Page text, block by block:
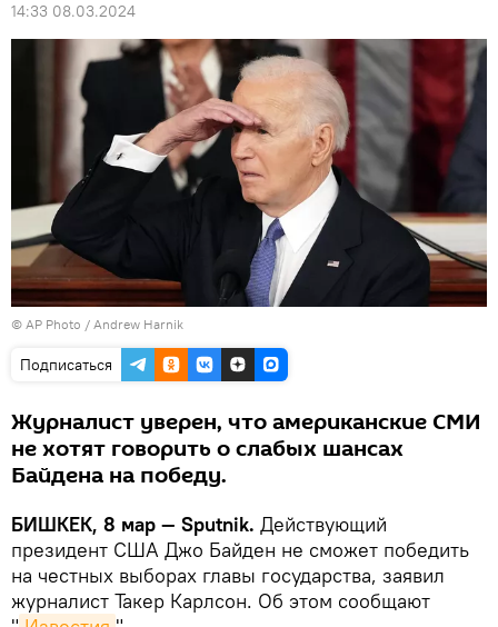
14:33 08.03.2024
© AP Photo / Andrew Harnik
Подписаться
Журналист уверен, что американские СМИ
не хотят говорить о слабых шансах
Байдена на победу.
БИШКЕК, 8 мар — Sputnik. Действующий
президент США Джо Байден не сможет победить
на честных выборах главы государства, заявил
журналист Такер Карлсон. Об этом сообщают